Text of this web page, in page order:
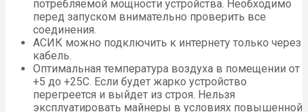
потребляемой мощности устройства. Необходимо
перед запуском внимательно проверить все
соединения.
АСИК можно подключить к интернету только через
кабель.
Оптимальная температура воздуха в помещении от
+5 до +25C. Если будет жарко устройство
перегреется и выйдет из строя. Нельзя
эксплуатировать майнеры в условиях повышенной